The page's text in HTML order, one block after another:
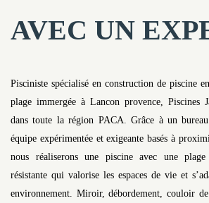
AVEC UN
Pisciniste spécialisé en construction de piscine
plage immergée à Lancon provence, Piscines
dans toute la région PACA. Grâce à un
équipe expérimentée et exigeante basés à
nous réaliserons une piscine avec une
résistante qui valorise les espaces de vie et
environnement. Miroir, débordement, couloir